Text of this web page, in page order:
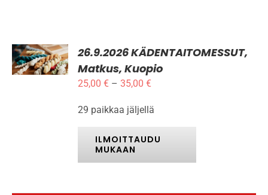
ILMOITTAUDU
MUKAAN
TÄLLÄ
TUOTTEELLA
MUUNNELMA.
/
26.9.2026 KÄDENTAITOMESSUT,
Matkus, Kuopio
25,00€ – 35,00€
-
29 paikkaa jäljellä
ILMOITTAUDU
MUKAAN